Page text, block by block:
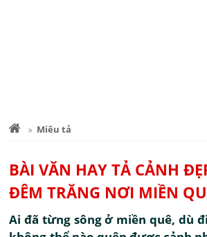
Miêu tả
BÀI VĂN HAY TẢ CẢNH
ĐÊM TRĂNG NƠI MIỀN
Ai đã từng sông ở miền quê, dù